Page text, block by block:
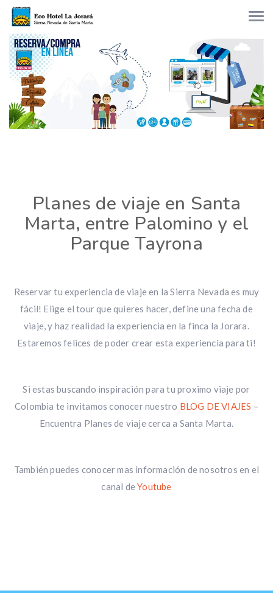
Planes de viaje en Santa
Marta, entre Palomino y el
Parque Tayrona
Reservar tu experiencia de viaje en la Sierra Nevada es muy
fácil! Elige el tour que quieres hacer, define una fecha de
viaje, y haz realidad la experiencia en la finca la Jorara.
Estaremos felices de poder crear esta experiencia para ti!
Si estas buscando inspiración para tu proximo viaje por
Colombia te invitamos conocer nuestro BLOG DE VIAJES –
Encuentra Planes de viaje cerca a Santa Marta.
También puedes conocer mas información de nosotros en el
canal deYoutube